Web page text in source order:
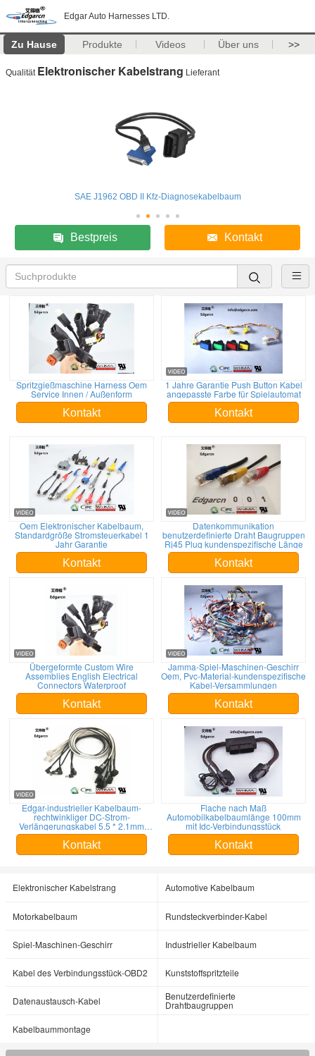
Edgar Auto Harnesses LTD.
Zu Hause Produkte Videos Über uns >>
Qualität Elektronischer Kabelstrang Lieferant
SAE J1962 OBD II Kfz-Diagnosekabelbaum
Bestpreis Kontakt
Spritzgießmaschine Harness Oem
Service Innen / Außenform
Kontakt
1 Jahre Garantie Push Button Kabel
angepasste Farbe für Spielautomat
Kontakt
Oem Elektronischer Kabelbaum,
Standardgröße Stromsteuerkabel 1
Jahr Garantie
Kontakt
Datenkommunikation
benutzerdefinierte Draht Baugruppen
Rj45 Plug kundenspezifische Länge
Kontakt
Übergeformte Custom Wire
Assemblies English Electrical
Connectors Waterproof
Kontakt
Jamma-Spiel-Maschinen-Geschirr
Oem, Pvc-Material-kundenspezifische
Kabel-Versammlungen
Kontakt
Edgar-industrieller Kabelbaum-
rechtwinkliger DC-Strom-
Verlängerungskabel 5.5 * 2.1mm
Mann
Kontakt
Flache nach Maß
Automobilkabelbaumlänge 100mm
mit Idc-Verbindungsstück
Kontakt
Elektronischer Kabelstrang Automotive Kabelbaum
Motorkabelbaum Rundsteckverbinder-Kabel
Spiel-Maschinen-Geschirr Industrieller Kabelbaum
Kabel des Verbindungsstück-OBD2 Kunststoffspritzteile
Datenaustausch-Kabel Benutzerdefinierte
Drahtbaugruppen
Kabelbaummontage